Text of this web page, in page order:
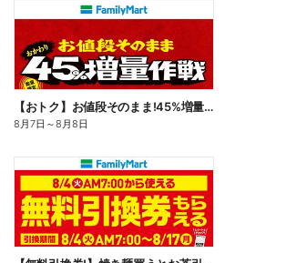
【おトク】お値段そのまま!45%増量作戦!
8月7日 ～8月8日